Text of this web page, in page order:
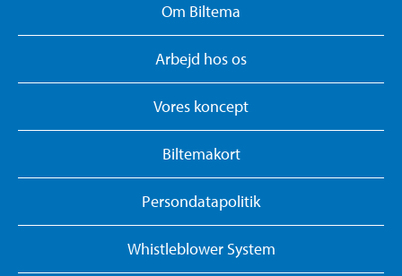
Om Biltema
Arbejd hos os
Vores koncept
Biltemakort
Persondatapolitik
Whistleblower System